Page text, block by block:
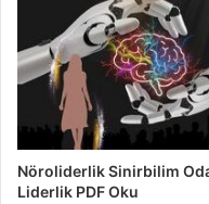
Nöroliderlik Sinirbilim
Liderlik PDF Oku